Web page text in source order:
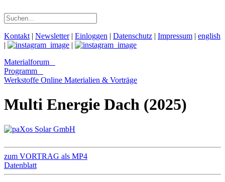
Kontakt | Newsletter| Einloggen | Datenschutz | Impressum | english
|
|
Materialforum
Programm
Werkstoffe Online Materialien & Vorträge
Multi Energie Dach (2025)
zum VORTRAG als MP4
Datenblatt